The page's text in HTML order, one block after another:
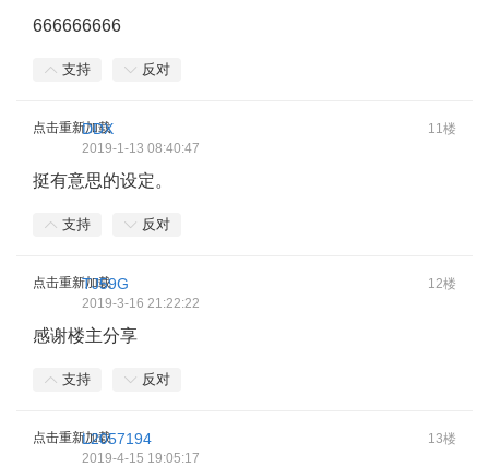
666666666
支持 反对
点击重新加载 11楼
DDX
2019-1-13 08:40:47
挺有意思的设定。
支持 反对
点击重新加载 12楼
TJ59G
2019-3-16 21:22:22
感谢楼主分享
支持 反对
点击重新加载 13楼
L2057194
2019-4-15 19:05:17